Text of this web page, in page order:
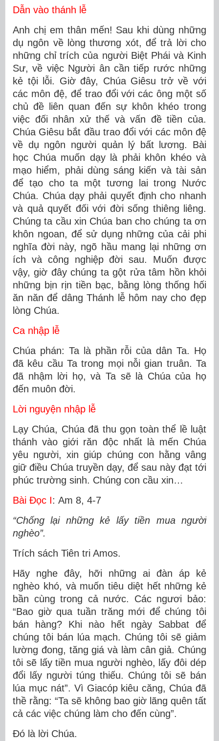
Dẫn vào thánh lễ
Anh chị em thân mến! Sau khi dùng những
dụ ngôn về lòng thương xót, để trả lời cho
những chỉ trích của người Biệt Phái và Kinh
Sư, về việc Người ân cần tiếp rước những
kẻ tội lỗi. Giờ đây, Chúa Giêsu trở về với
các môn đệ, để trao đổi với các ông một số
chủ đề liên quan đến sự khôn khéo trong
việc đối nhân xử thế và vấn đề tiền của.
Chúa Giêsu bắt đầu trao đổi với các môn đệ
về dụ ngôn người quản lý bất lương. Bài
học Chúa muốn dạy là phải khôn khéo và
mạo hiểm, phải dùng sáng kiến và tài sản
để tạo cho ta một tương lai trong Nước
Chúa. Chúa dạy phải quyết định cho nhanh
và quả quyết đối với đời sống thiêng liêng.
Chúng ta cầu xin Chúa ban cho chúng ta ơn
khôn ngoan, để sử dụng những của cải phi
nghĩa đời này, ngõ hầu mang lại những ơn
ích và công nghiệp đời sau. Muốn được
vậy, giờ đây chúng ta gột rửa tâm hồn khỏi
những bịn rịn tiền bạc, bằng lòng thống hối
ăn năn để dâng Thánh lễ hôm nay cho đẹp
lòng Chúa.
Ca nhập lễ
Chúa phán: Ta là phần rỗi của dân Ta. Họ
đã kêu cầu Ta trong mọi nỗi gian truân. Ta
đã nhậm lời họ, và Ta sẽ là Chúa của họ
đến muôn đời.
Lời nguyện nhập lễ
Lạy Chúa, Chúa đã thu gọn toàn thể lề luật
thánh vào giới răn độc nhất là mến Chúa
yêu người, xin giúp chúng con hằng vâng
giữ điều Chúa truyền dạy, để sau này đạt tới
phúc trường sinh. Chúng con cầu xin…
Bài Ðọc I: Am 8, 4-7
“Chống lại những kẻ lấy tiền mua người
nghèo”.
Trích sách Tiên tri Amos.
Hãy nghe đây, hỡi những ai đàn áp kẻ
nghèo khó, và muốn tiêu diệt hết những kẻ
bần cùng trong cả nước. Các ngươi bảo:
“Bao giờ qua tuần trăng mới để chúng tôi
bán hàng? Khi nào hết ngày Sabbat để
chúng tôi bán lúa mạch. Chúng tôi sẽ giảm
lường đong, tăng giá và làm cân giả. Chúng
tôi sẽ lấy tiền mua người nghèo, lấy đôi dép
đổi lấy người túng thiếu. Chúng tôi sẽ bán
lúa mục nát”. Vì Giacóp kiêu căng, Chúa đã
thề rằng: “Ta sẽ không bao giờ lãng quên tất
cả các việc chúng làm cho đến cùng”.
Ðó là lời Chúa.